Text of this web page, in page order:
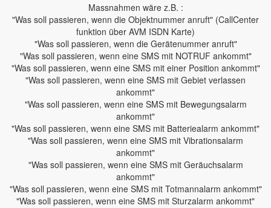
Massnahmen wäre z.B. :
"Was soll passieren, wenn die Objektnummer anruft" (CallCenter
funktion über AVM ISDN Karte)
"Was soll passieren, wenn die Gerätenummer anruft"
"Was soll passieren, wenn eine SMS mit NOTRUF ankommt"
"Was soll passieren, wenn eine SMS mit einer Position ankommt"
"Was soll passieren, wenn eine SMS mit Gebiet verlassen
ankommt"
"Was soll passieren, wenn eine SMS mit Bewegungsalarm
ankommt"
"Was soll passieren, wenn eine SMS mit Batteriealarm ankommt"
"Was soll passieren, wenn eine SMS mit Vibrationsalarm
ankommt"
"Was soll passieren, wenn eine SMS mit Geräuchsalarm
ankommt"
"Was soll passieren, wenn eine SMS mit Totmannalarm ankommt"
"Was soll passieren, wenn eine SMS mit Sturzalarm ankommt"